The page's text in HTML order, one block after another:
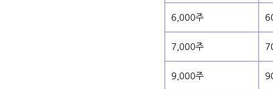
6,000주
7,000주
9,000주